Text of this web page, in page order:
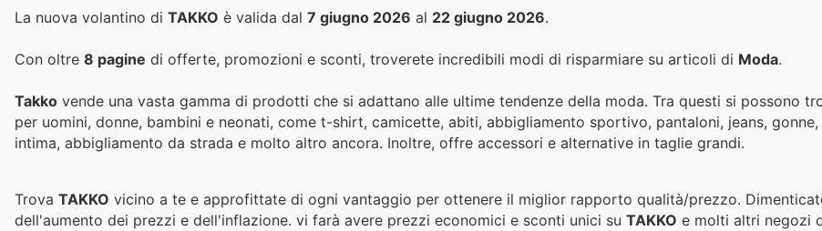
La nuova volantino di TAKKO è valida dal 7 giugno 2026 al 22 giugno 2026.
Con oltre 8 pagine di offerte, promozioni e sconti, troverete incredibili modi di risparmiare su articoli di Moda.
Takko vende una vasta gamma di prodotti che si adattano alle ultime tendenze della moda. Tra questi si possono
per uomini, donne, bambini e neonati, come t-shirt, camicette, abiti, abbigliamento sportivo, pantaloni, jeans, gonne,
intima, abbigliamento da strada e molto altro ancora. Inoltre, offre accessori e alternative in taglie grandi.
Trova TAKKO vicino a te e approfittate di ogni vantaggio per ottenere il miglior rapporto qualità/prezzo.
dell'aumento dei prezzi e dell'inflazione. vi farà avere prezzi economici e sconti unici su TAKKO e molti altri negozi